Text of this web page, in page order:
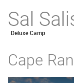
Sal
Deluxe Camp
Cape